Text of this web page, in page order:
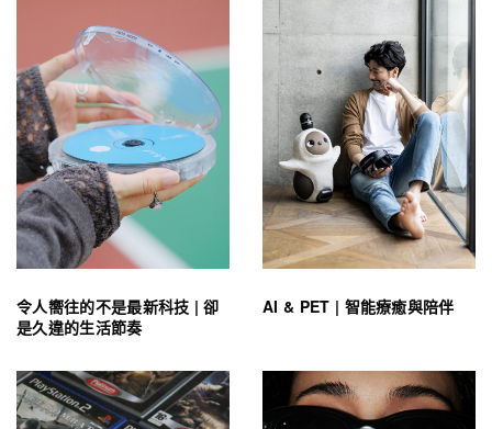
令人嚮往的不是最新科技 | 卻
是久違的生活節奏
AI & PET | 智能療癒與陪伴